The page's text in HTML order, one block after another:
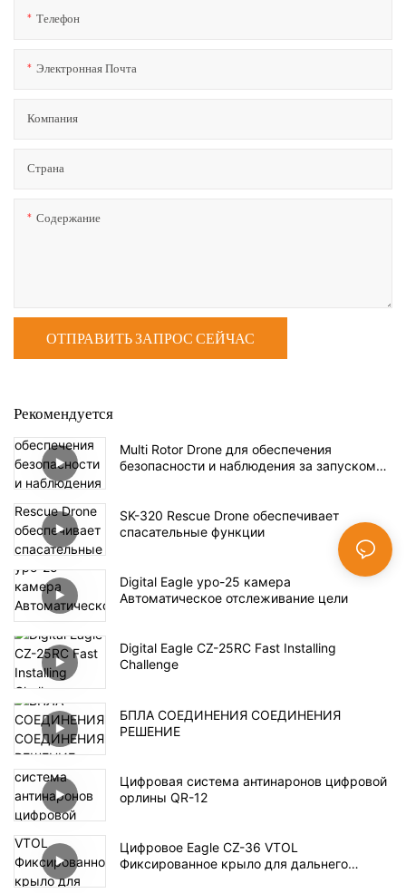
Телефон
Электронная Почта
Компания
Страна
Содержание
ОТПРАВИТЬ ЗАПРОС СЕЙЧАС
Рекомендуется
Multi Rotor Drone для обеспечения
безопасности и наблюдения за запуском
SK-320 Rescue Drone обеспечивает
спасательные функции
Digital Eagle ypo-25 камера
Автоматическое отслеживание цели
Digital Eagle CZ-25RC Fast Installing
Challenge
БПЛА СОЕДИНЕНИЯ СОЕДИНЕНИЯ
РЕШЕНИЕ
Цифровая система антинаронов цифровой
орлины QR-12
Цифровое Eagle CZ-36 VTOL
Фиксированное крыло для дальнего